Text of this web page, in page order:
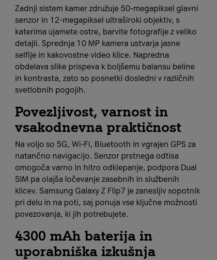
Zadnji sistem kamer združuje 50‑megapiksel glavni
senzor in 12‑megapiksel ultraširoki objektiv, s
katerima ujamete ostre, barvite fotografije z veliko
detajli. Sprednja 10 MP kamera ustvarja jasne
selfije in kakovostne video klice. Napredna
obdelava slike prispeva k boljšemu balansu beline
in kontrasta, zato so posnetki dosledni v različnih
svetlobnih pogojih.
Povezljivost, varnost in
vsakodnevna praktičnost
Na voljo so 5G, Wi‑Fi, Bluetooth in vgrajen GPS za
natančno navigacijo. Senzor prstnega odtisa
omogoča varno in hitro odklepanje, podpora Dual
SIM pa olajša ločevanje zasebnih in službenih
klicev. Samsung Galaxy Z Flip7 je zanesljiv sopotnik
pri delu in na poti, saj ponuja vse ključne možnosti
povezovanja, ki jih potrebujete.
4300 mAh baterija in
uporabniška izkušnja